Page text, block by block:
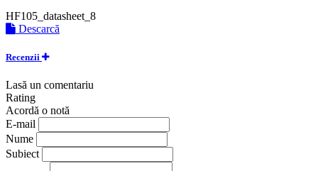
HF105_datasheet_8
Descarcă
Recenzii
Lasă un comentariu
Rating
Acordă o notă
E-mail
Nume
Subiect